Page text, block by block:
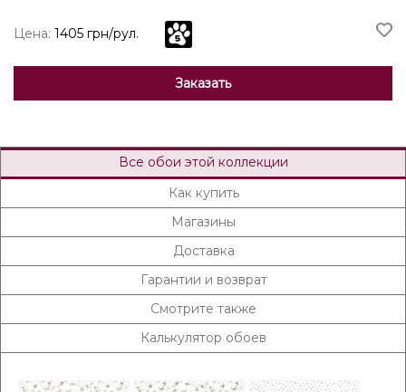
Цена: 1405 грн/рул.
Заказать
Все обои этой коллекции
Как купить
Магазины
Доставка
Гарантии и возврат
Смотрите также
Калькулятор обоев